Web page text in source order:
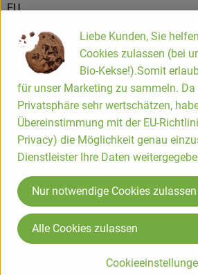
EU
Donaustrudel GmbH
GF Richard Eigenberger
D 92224 Amberg
Unsere frischen Bio-Teige sind
Zutaten hergestellt und
kinderleicht in der Handhabung.
belegen und ab in den Ofen.
Am besten probieren Sie selbst!
Kontrollnummer DE-ÖKO-006
zur WebSite
(Daten von Ecoinform)
Liebe Kunden, Sie
Cookies zulassen (bei
Bio-Kekse!).Somit
für unser Marketing zu sammeln. Da
Privatsphäre sehr wertschätzen,
Übereinstimmung mit der EU-
Privacy) die Möglichkeit genau
Dienstleister Ihre Daten
Nur notwendige Cookies zulassen
Alle Cookies zulassen